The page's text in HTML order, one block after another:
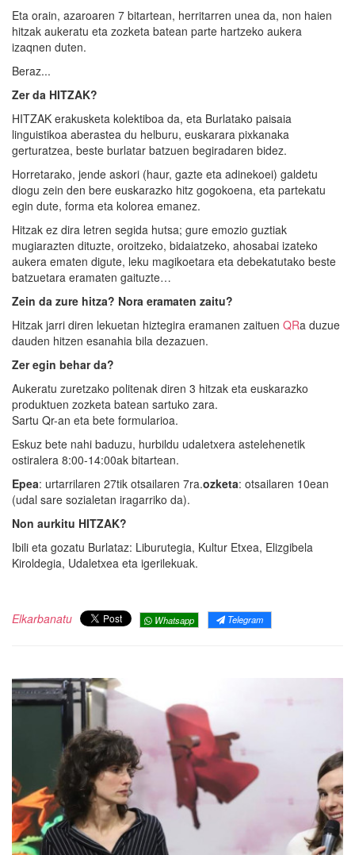
Eta orain, azaroaren 7 bitartean, herritarren unea da, non haien
hitzak aukeratu eta zozketa batean parte hartzeko aukera
izaqnen duten.
Beraz...
Zer da HITZAK?
HITZAK erakusketa kolektiboa da, eta Burlatako paisaia
linguistikoa aberastea du helburu, euskarara pixkanaka
gerturatzea, beste burlatar batzuen begiradaren bidez.
Horretarako, jende askori (haur, gazte eta adinekoei) galdetu
diogu zein den bere euskarazko hitz gogokoena, eta partekatu
egin dute, forma eta kolorea emanez.
Hitzak ez dira letren segida hutsa; gure emozio guztiak
mugiarazten dituzte, oroitzeko, bidaiatzeko, ahosabai izateko
aukera ematen digute, leku magikoetara eta debekatutako beste
batzuetara eramaten gaituzte…
Zein da zure hitza? Nora eramaten zaitu?
Hitzak jarri diren lekuetan hiztegira eramanen zaituen QRa duzue
dauden hitzen esanahia bila dezazuen.
Zer egin behar da?
Aukeratu zuretzako politenak diren 3 hitzak eta euskarazko
produktuen zozketa batean sartuko zara.
Sartu Qr-an eta bete formularioa.
Eskuz bete nahi baduzu, hurbildu udaletxera astelehenetik
ostiralera 8:00-14:00ak bitartean.
Epea: urtarrilaren 27tik otsailaren 7ra.ozketa: otsailaren 10ean
(udal sare sozialetan iragarriko da).
Non aurkitu HITZAK?
Ibili eta gozatu Burlataz: Liburutegia, Kultur Etxea, Elizgibela
Kiroldegia, Udaletxea eta igerilekuak.
Elkarbanatu Whatsapp Telegram